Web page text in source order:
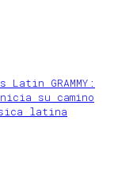
GRAMMY:
su camino
latina